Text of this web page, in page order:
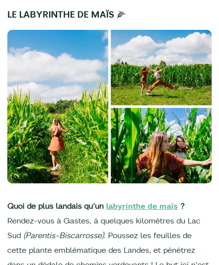
LE LABYRINTHE DE MAÏS 🌽
Quoi de plus landais qu’un labyrinthe de maïs ?
Rendez-vous à Gastes, à quelques kilomètres du Lac
Sud (Parentis-Biscarrosse). Poussez les feuilles de
cette plante emblématique des Landes, et pénétrez